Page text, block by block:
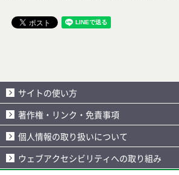
サイトの使い方
著作権・リンク・免責事項
個人情報の取り扱いについて
ウェブアクセシビリティへの取り組み